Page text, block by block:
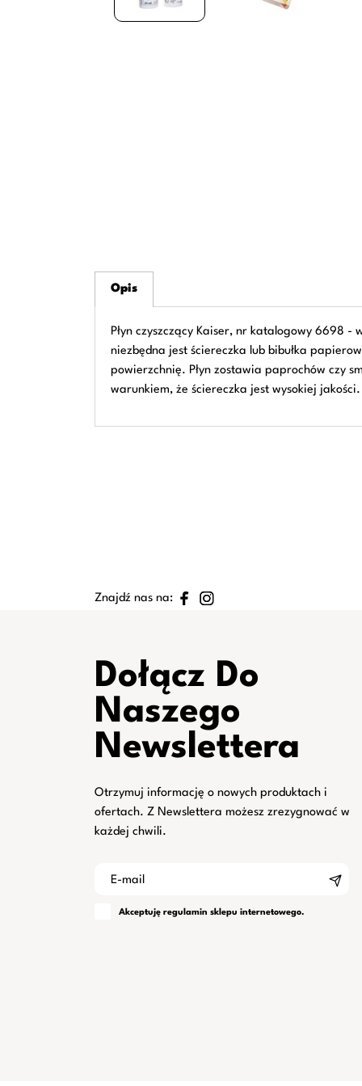
Opis
Płyn czyszczący Kaiser, nr katalogowy 6698 -
niezbędna jest ściereczka lub bibułka
powierzchnię. Płyn zostawia paprochów czy
warunkiem, że ściereczka jest wysokiej
Znajdź nas na:
Dołącz Do
Naszego
Newslettera
Otrzymuj informację o nowych produktach i
ofertach. Z Newslettera możesz zrezygnować w
każdej chwili.
Akceptuję regulamin sklepu internetowego.